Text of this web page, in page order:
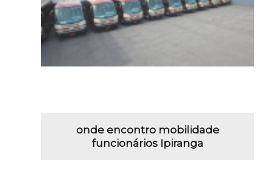
onde encontro mobilidade
funcionários Ipiranga